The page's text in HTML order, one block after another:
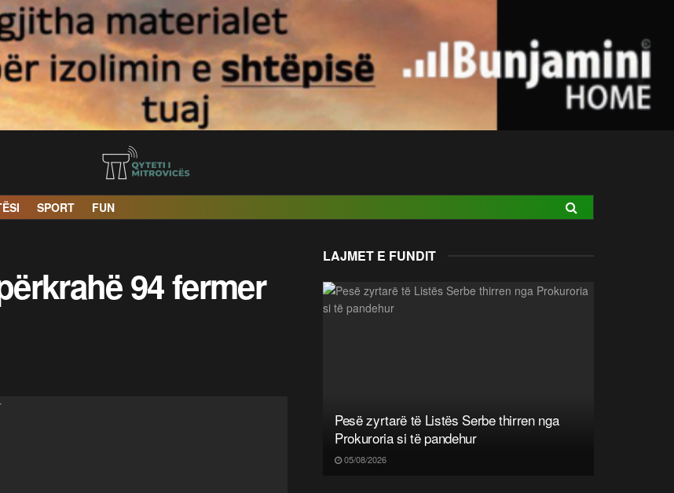
SPORT FUN
94 fermer
LAJMET E FUNDIT
Pesë zyrtarë të Listës Serbe thirren nga
Prokuroria si të pandehur
05/08/2026